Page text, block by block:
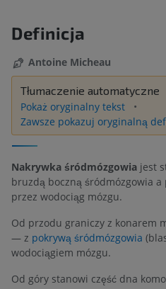
Definicja
Antoine Micheau
Tłumaczenie automatyczne
Pokaż oryginalny tekst
Zawsze pokazuj oryginalną
Nakrywka śródmózgowia jest
bruzdą boczną śródmózgowia a
przez wodociąg mózgu.
Od przodu graniczy z konarem
— z pokrywą śródmózgowia
wodociągiem mózgu.
Od góry stanowi część dna